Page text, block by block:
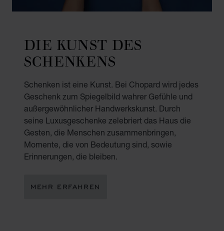
DIE KUNST DES
SCHENKENS
Schenken ist eine Kunst. Bei Chopard wird jedes
Geschenk zum Spiegelbild wahrer Gefühle und
außergewöhnlicher Handwerkskunst. Durch
seine Luxusgeschenke zelebriert das Haus die
Gesten, die Menschen zusammenbringen,
Momente, die von Bedeutung sind, sowie
Erinnerungen, die bleiben.
MEHR ERFAHREN